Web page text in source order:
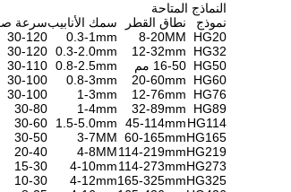
النماذج المتاحة
نموذج
نطاق القطر سمك الأنابيبسرعة
HG20
8-20MM
0.3-1mm
30-120
HG32
12-32mm
0.3-2.0mm
30-120
HG50 16-50 مم 0.8-2.5mm
30-110
HG60
20-60mm
0.8-3mm
30-100
HG76
12-76mm
1-3mm
30-100
HG89
32-89mm
1-4mm
30-80
HG114
45-114mm
1.5-5.0mm
30-60
HG165
60-165mm
3-7MM
30-50
HG219
114-219mm
4-8MM
20-40
HG273
114-273mm
4-10mm
15-30
HG325
165-325mm
4-12mm
10-30